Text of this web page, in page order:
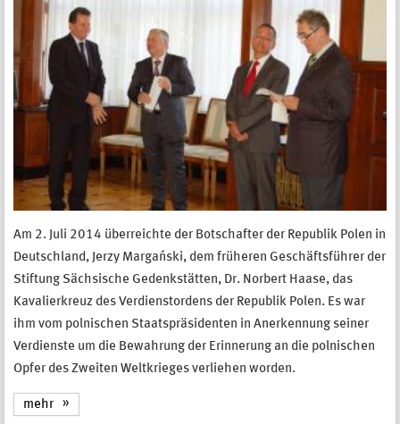
Am 2. Juli 2014 überreichte der Botschafter der Republik Polen in
Deutschland, Jerzy Margański, dem früheren Geschäftsführer der
Stiftung Sächsische Gedenkstätten, Dr. Norbert Haase, das
Kavalierkreuz des Verdienstordens der Republik Polen. Es war
ihm vom polnischen Staatspräsidenten in Anerkennung seiner
Verdienste um die Bewahrung der Erinnerung an die polnischen
Opfer des Zweiten Weltkrieges verliehen worden.
mehr